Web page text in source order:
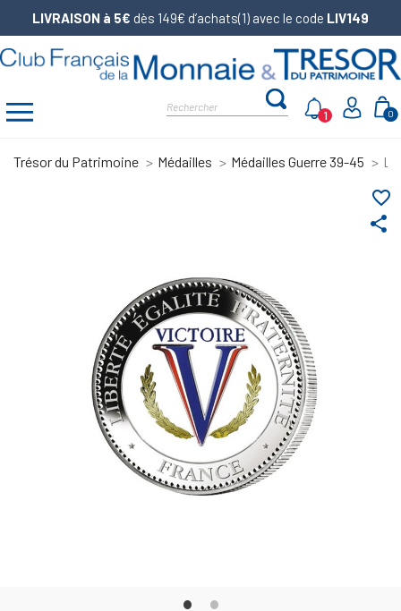
LIVRAISON à 5€ dès 149€ d’achats(1) avec le code LIV149
0
1
Trésor du Patrimoine Médailles Médailles Guerre 39-45
share
favorite_border